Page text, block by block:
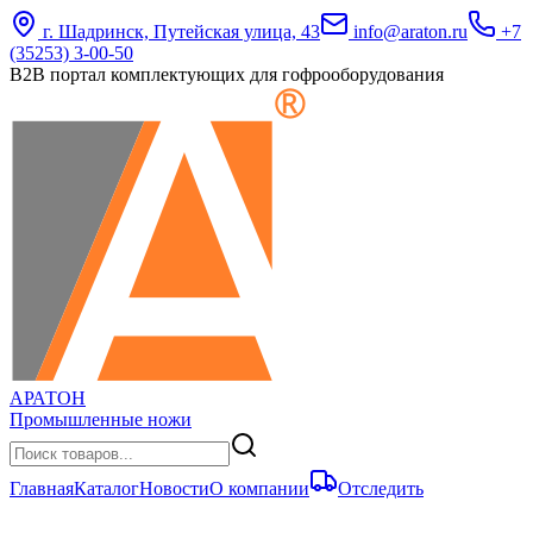
г. Шадринск, Путейская улица, 43 info@araton.ru
+7
(35253) 3-00-50
B2B портал комплектующих для гофрооборудования
АРАТОН
Промышленные ножи
ГлавнаяКаталогНовостиО компании Отследить